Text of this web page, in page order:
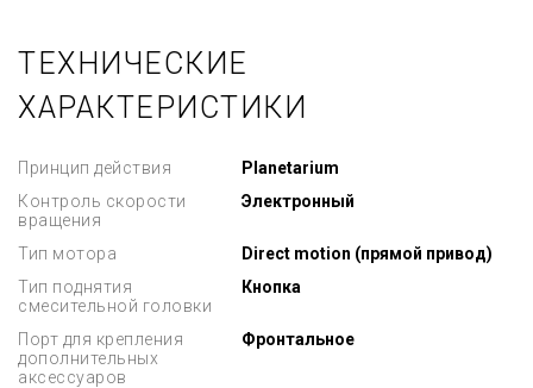
ТЕХНИЧЕСКИЕ
ХАРАКТЕРИСТИКИ
Принцип действия
Planetarium
Контроль скорости
вращения
Электронный
Тип мотора
Direct motion (прямой привод)
Тип поднятия
смесительной головки
Кнопка
Порт для крепления
дополнительных
аксессуаров
Фронтальное